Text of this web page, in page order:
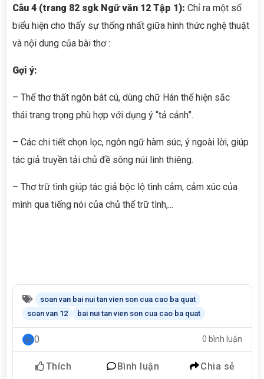
Câu 4 (trang 82 sgk Ngữ văn 12 Tập 1): Chỉ ra một số
biểu hiện cho thấy sự thống nhất giữa hình thức nghệ thuật
và nội dung của bài thơ :
Gợi ý:
– Thể thơ thất ngôn bát cú, dùng chữ Hán thể hiện sắc
thái trang trọng phù hợp với dụng ý “tả cảnh”.
– Các chi tiết chọn lọc, ngôn ngữ hàm súc, ý ngoài lời, giúp
tác giả truyền tải chủ đề sông núi linh thiêng.
– Thơ trữ tình giúp tác giả bộc lộ tình cảm, cảm xúc của
mình qua tiếng nói của chủ thể trữ tình,...
soan van bai nui tan vien son cua cao ba quat
soan van 12
bai nui tan vien son cua cao ba quat
0 0 bình luận
Thích Bình luận Chia sẻ